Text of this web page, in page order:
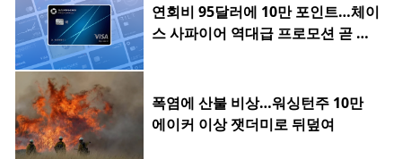
연회비 95달러에 10만 포인트…체이
스 사파이어 역대급 프로모션 곧 종
폭염에 산불 비상…워싱턴주 10만
에이커 이상 잿더미로 뒤덮여